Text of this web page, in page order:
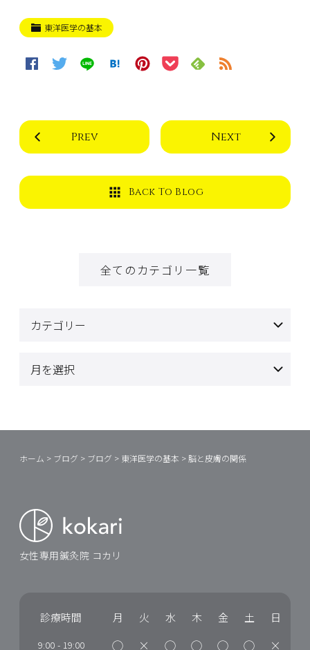
東洋医学の基本
Prev Next
Back To Blog
全てのカテゴリ一覧
ホーム > ブログ > ブログ > 東洋医学の基本 > 脳と皮膚の関係
女性専用鍼灸院 コカリ
診療時間 月 火 水 木 金 土 日
9:00 - 19:00 ◯ × ◯ ◯ ◯ ◯ ×